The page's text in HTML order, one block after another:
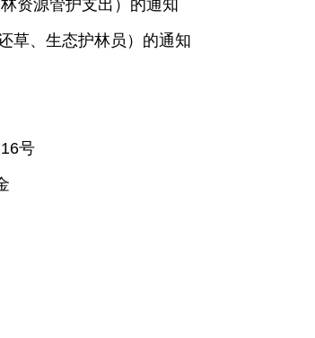
资源管护支出）的通知
草、生态护林员）的通知
号